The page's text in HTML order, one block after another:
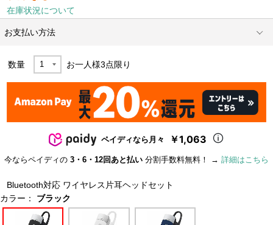
在庫状況について
お支払い方法
数量 お一人様3点限り
ペイディなら月々 ￥1,063
今ならペイディの 3・6・12回あと払い 分割手数料無料！ → 詳細はこちら
Bluetooth対応 ワイヤレス片耳ヘッドセット
カラー： ブラック